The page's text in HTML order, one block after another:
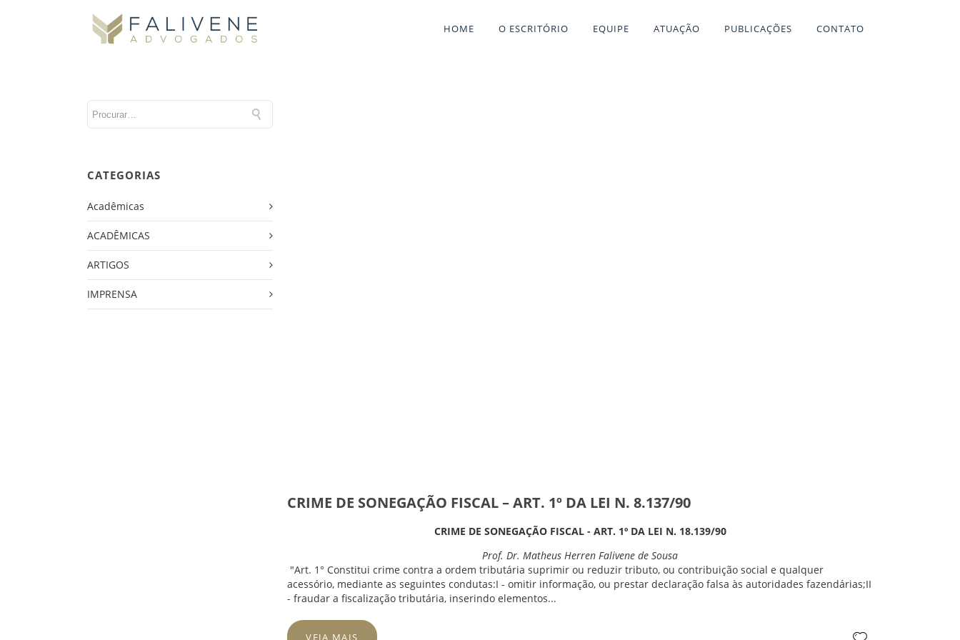
HOME O ESCRITÓRIO EQUIPE ATUAÇÃO PUBLICAÇÕES CONTATO
CATEGORIAS
Acadêmicas
ACADÊMICAS
ARTIGOS
IMPRENSA
CRIME DE SONEGAÇÃO FISCAL – ART. 1º DA LEI N. 8.137/90
CRIME DE SONEGAÇÃO FISCAL - ART. 1º DA LEI N. 18.139/90
Prof. Dr. Matheus Herren Falivene de Sousa
"Art. 1° Constitui crime contra a ordem tributária suprimir ou reduzir tributo, ou contribuição social e qualquer
acessório, mediante as seguintes condutas:I - omitir informação, ou prestar declaração falsa às autoridades fazendárias;II
- fraudar a fiscalização tributária, inserindo elementos...
VEJA MAIS